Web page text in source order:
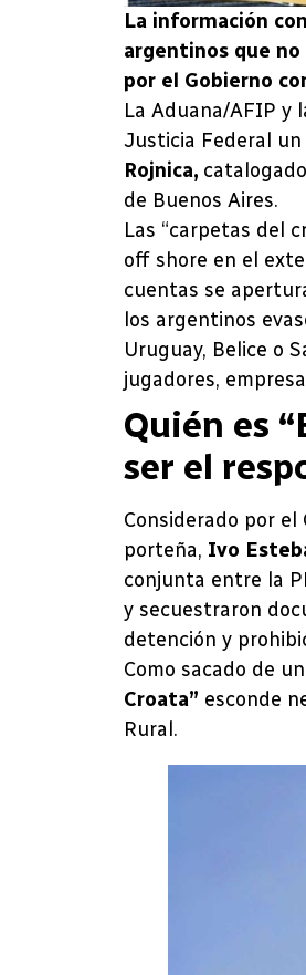
La información
argentinos que
por el Gobierno
La Aduana/AFIP y
Justicia Federal
Rojnica,
de Buenos Aires.
Las “carpetas del
off shore en el
cuentas se
los argentinos
Uruguay, Belice o
jugadores,
Quién es
ser el
Considerado por
porteña, Ivo
conjunta entre la
y secuestraron
detención y
Como sacado de
Croata” esconde
Rural.